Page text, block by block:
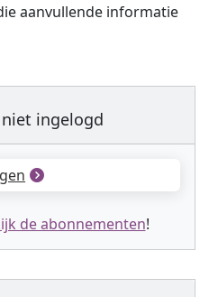
aanvullende informatie
ingelogd
de abonnementen!